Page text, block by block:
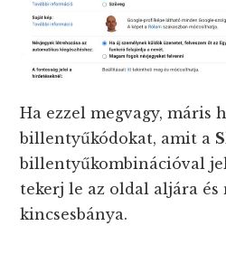
Ha ezzel megvagy, máris
billentyűkódokat, amit a
billentyűkombinációval
tekerj le az oldal aljára és
kincsesbánya.